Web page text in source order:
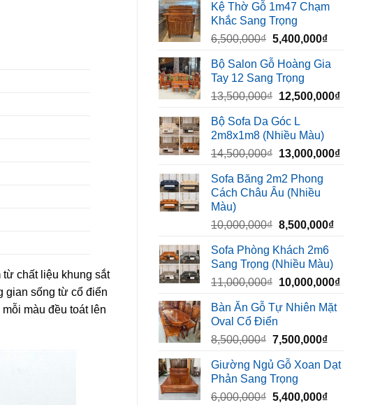
là:
3,500,000₫.
tại
Kệ Thờ Gỗ 1m47 Chạm
Khắc Sang Trọng
6,500,000₫ Giá
là:
6,500,000₫.
5,400,000₫Giá
tại
Bộ Salon Gỗ Hoàng Gia
Tay 12 Sang Trọng
13,500,000₫ Giá
là:
13,500,000₫.
12,500,000₫Giá
Bộ Sofa Da Góc L
2m8x1m8 (Nhiều Màu)
14,500,000₫ Giá
là:
14,500,000₫.
13,000,000₫Giá
Sofa Băng 2m2 Phong
Cách Châu Âu (Nhiều
Màu)
10,000,000₫ Giá
là:
10,000,000₫.
8,500,000₫Giá
là:
Sofa Phòng Khách 2m6
Sang Trọng (Nhiều Màu)
11,000,000₫ Giá
là:
10,000,000₫Giá
Bàn Ăn Gỗ Tự Nhiên Mặt
Oval Cổ Điển
8,500,000₫ Giá
là:
8,500,000₫.
7,500,000₫Giá
tại
Giường Ngủ Gỗ Xoan Dạt
Phản Sang Trọng
6,000,000₫ Giá
5,400,000₫Giá
từ chất liệu khung sắt
gian sống từ cổ điển
màu đều toát lên